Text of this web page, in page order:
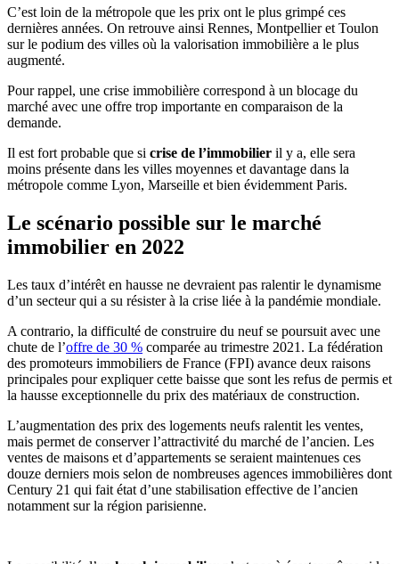
C’est loin de la métropole que les prix ont le plus grimpé ces
dernières années. On retrouve ainsi Rennes, Montpellier et Toulon
sur le podium des villes où la valorisation immobilière a le plus
augmenté.
Pour rappel, une crise immobilière correspond à un blocage du
marché avec une offre trop importante en comparaison de la
demande.
Il est fort probable que si crise de l’immobilier il y a, elle sera
moins présente dans les villes moyennes et davantage dans la
métropole comme Lyon, Marseille et bien évidemment Paris.
Le scénario possible sur le marché
immobilier en 2022
Les taux d’intérêt en hausse ne devraient pas ralentir le dynamisme
d’un secteur qui a su résister à la crise liée à la pandémie mondiale.
A contrario, la difficulté de construire du neuf se poursuit avec une
chute de l’offre de 30 % comparée au trimestre 2021. La fédération
des promoteurs immobiliers de France (FPI) avance deux raisons
principales pour expliquer cette baisse que sont les refus de permis et
la hausse exceptionnelle du prix des matériaux de construction.
L’augmentation des prix des logements neufs ralentit les ventes,
mais permet de conserver l’attractivité du marché de l’ancien. Les
ventes de maisons et d’appartements se seraient maintenues ces
douze derniers mois selon de nombreuses agences immobilières dont
Century 21 qui fait état d’une stabilisation effective de l’ancien
notamment sur la région parisienne.